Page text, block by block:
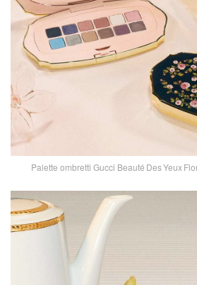
Palette ombretti Gucci Beauté Des Yeux